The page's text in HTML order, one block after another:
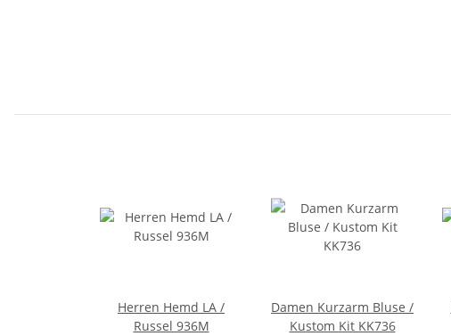
Herren Hemd LA /
Russel 936M
Damen Kurzarm Bluse /
Kustom Kit KK736